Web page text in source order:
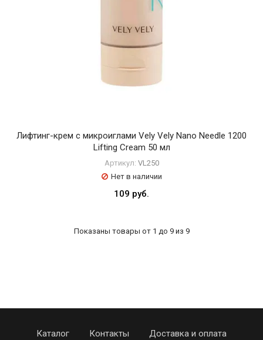
Лифтинг-крем с микроиглами Vely Vely Nano Needle 1200
Lifting Cream 50 мл
Артикул: VL250
Нет в наличии
109 руб.
Показаны товары от 1 до 9 из 9
Каталог Контакты
Доставка и оплата